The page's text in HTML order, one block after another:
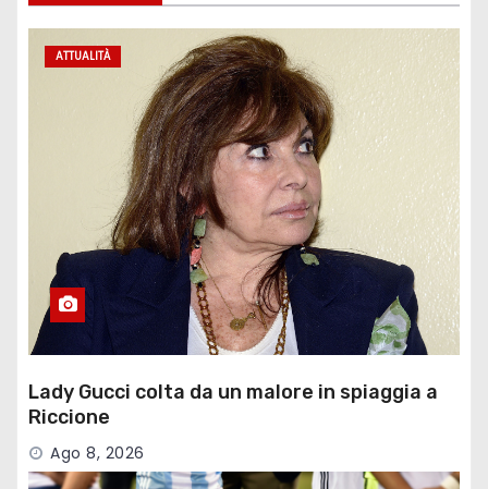
ATTUALITÀ
Lady Gucci colta da un malore in spiaggia a
Riccione
Ago 8, 2026